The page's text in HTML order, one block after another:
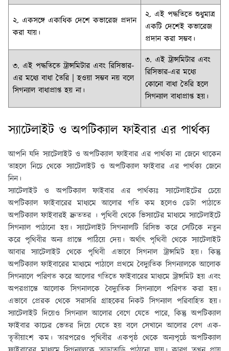
২. একসঙ্গে একাধিক দেশে কভারেজ প্রদান
করা যায়।
২. এই পদ্ধতিতে শুধুমাত্র
একটি দেশেই কভারেজ
প্রদান করা সম্ভব।
৩. এই পদ্ধতিতে ট্রান্সমিটার এবং রিসিভার-
এর মধ্যে বাধা তৈরি | হওয়া সম্ভব নয় বলে
সিগন্যাল বাধাপ্রাপ্ত হয় না।
৩. এই ট্রান্সমিটার এবং
রিসিভার-এর মধ্যে
কোনাে বাধা তৈরি হলে
সিগন্যাল বাধাপ্রাপ্ত হয়।
স্যাটেলাইট ও অপটিক্যাল ফাইবার এর পার্থক্য
আপনি যদি স্যাটেলাইট ও অপটিক্যাল ফাইবার এর পার্থক্য না জেনে থাকেন
তাহলে নিচে থেকে স্যাটেলাইট ও অপটিক্যাল ফাইবার এর পার্থক্য জেনে
নিন।
স্যাটেলাইট ও অপটিক্যাল ফাইবার এর পার্থক্যঃস্যাটেলাইটের চেয়ে
অপটিক্যাল ফাইবারের মাধ্যমে আলাের গতি কম হলেও ডেটা পাঠাতে
অপটিক্যাল ফাইবারই দ্রুততর । পৃথিবী থেকে ভিস্যাটের মাধ্যমে স্যাটেলাইটে
সিগন্যাল পাঠানাে হয়। স্যাটেলাইট সিগন্যালটি রিসিভ করে সেটিকে নতুন
করে পৃথিবীর অন্য প্রান্তে পাঠিয়ে দেয়। অর্থাৎ পৃথিবী থেকে স্যাটেলাইট
আবার স্যাটেলাইট থেকে পৃথিবী এভাবে সিগনাল ট্রান্সমিট হয়। কিন্তু
অপটিক্যাল ফাইবারের মাধ্যমে পাঠালে প্রথমে বৈদ্যুতিক সিগন্যালকে আলােক
সিগন্যালে পরিণত করে আলাের গতিতে ফাইবারের মাধ্যমে ট্রান্সমিট হয় এবং
অপরপ্রান্তে আলােক সিগনালকে বৈদ্যুতিক সিগন্যালে পরিণত করা হয়।
এভাবে প্রেরক থেকে সরাসরি গ্রাহকের নিকট সিগন্যাল পরিবাহিত হয়।
স্যাটেলাইট দিয়েও সিগন্যাল আলাের বেগে যেতে পারে, কিন্তু অপটিক্যাল
ফাইবার কাচের ভেতর দিয়ে যেতে হয় বলে সেখানে আলাের বেগ এক-
তৃতীয়াংশ কম। তারপরেও পৃথিবীর একপৃষ্ঠ থেকে অন্যপৃষ্ঠে অপটিক্যাল